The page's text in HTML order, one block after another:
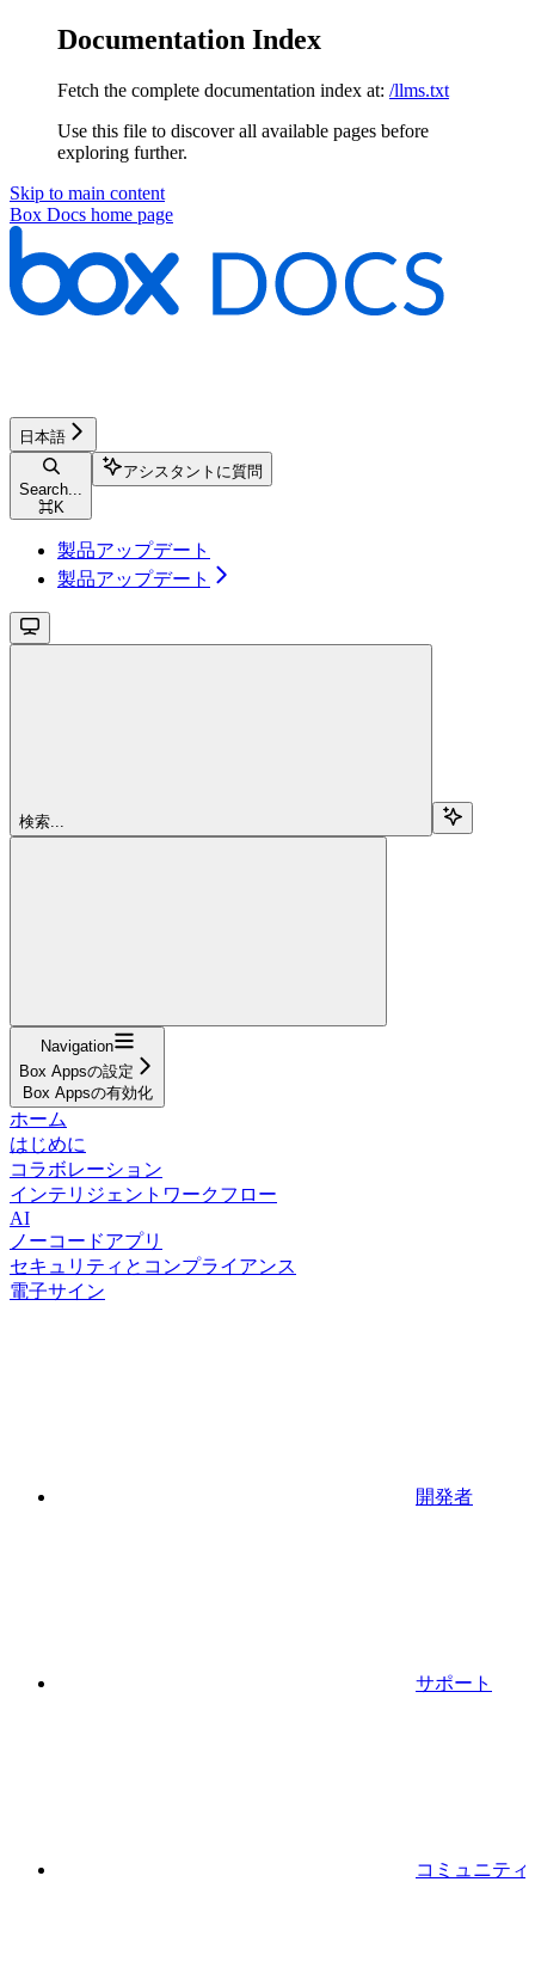
Documentation Index
Fetch the complete documentation index at: /llms.txt
Use this file to discover all available pages before
exploring further.
Skip to main content
Box Docs home page
日本語
Search...
⌘K
アシスタントに質問
製品アップデート
製品アップデート
検索...
Navigation
Box Appsの設定
Box Appsの有効化
ホーム
はじめに
コラボレーション
インテリジェントワークフロー
AI
ノーコードアプリ
セキュリティとコンプライアンス
電子サイン
開発者
サポート
コミュニティ